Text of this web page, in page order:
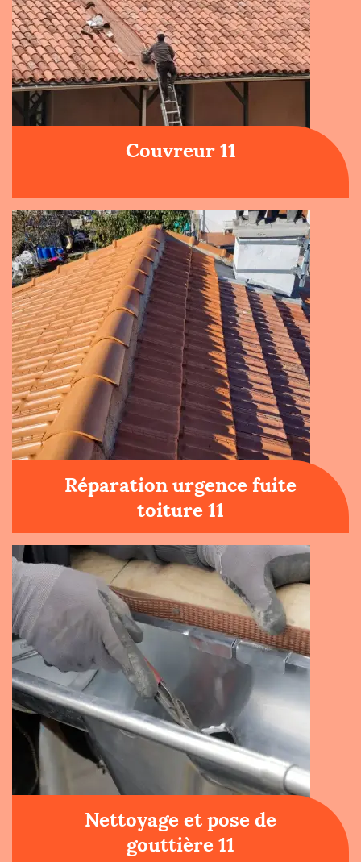
Couvreur 11
Réparation urgence fuite
toiture 11
Nettoyage et pose de
gouttière 11